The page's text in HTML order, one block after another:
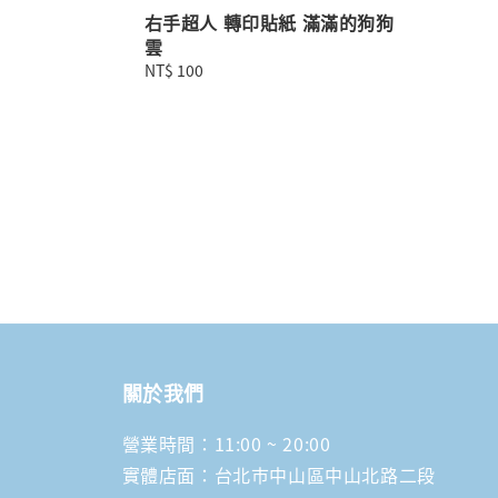
右手超人 轉印貼紙 滿滿的狗狗
雲
Regular
NT$ 100
關於我們
營業時間：11:00 ~ 20:00
實體店面：台北市中山區中山北路二段